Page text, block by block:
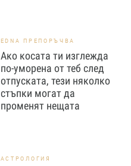
EDNA ПРЕПОРЪЧВА
Ако косата ти изглежда
по-уморена от теб след
отпуската, тези няколко
стъпки могат да
променят нещата
АСТРОЛОГИЯ